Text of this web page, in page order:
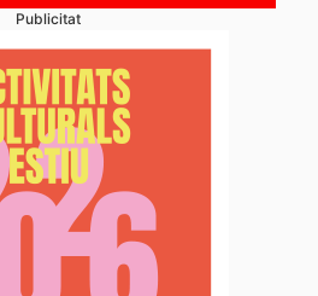
Publicitat